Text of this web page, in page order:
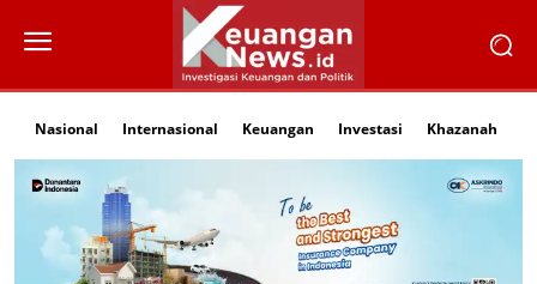
Nasional Internasional Keuangan Investasi Khazanah